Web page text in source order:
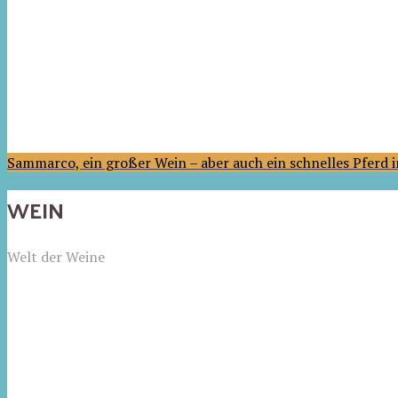
Sammarco, ein großer Wein – aber auch ein schnelles Pferd
WEIN
Welt der Weine